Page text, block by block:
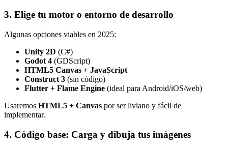
3. Elige tu motor o entorno de desarrollo
Algunas opciones viables en 2025:
Unity 2D (C#)
Godot 4 (GDScript)
HTML5 Canvas + JavaScript
Construct 3 (sin código)
Flutter + Flame Engine (ideal para Android/iOS/web)
Usaremos HTML5 + Canvas por ser liviano y fácil de
implementar.
4. Código base: Carga y dibuja tus imágenes